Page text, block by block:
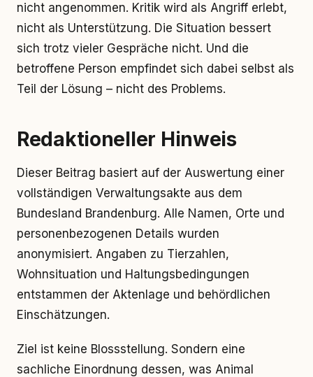
nicht angenommen. Kritik wird als Angriff erlebt,
nicht als Unterstützung. Die Situation bessert
sich trotz vieler Gespräche nicht. Und die
betroffene Person empfindet sich dabei selbst als
Teil der Lösung – nicht des Problems.
Redaktioneller Hinweis
Dieser Beitrag basiert auf der Auswertung einer
vollständigen Verwaltungsakte aus dem
Bundesland Brandenburg. Alle Namen, Orte und
personenbezogenen Details wurden
anonymisiert. Angaben zu Tierzahlen,
Wohnsituation und Haltungsbedingungen
entstammen der Aktenlage und behördlichen
Einschätzungen.
Ziel ist keine Blossstellung. Sondern eine
sachliche Einordnung dessen, was Animal